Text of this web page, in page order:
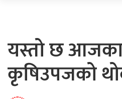
यस्तो छ
कृषिउपजको